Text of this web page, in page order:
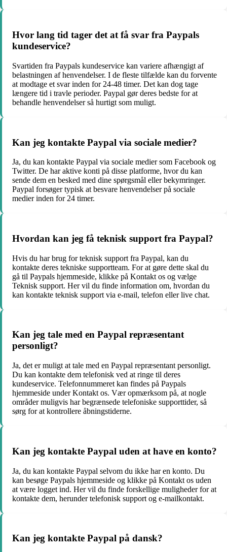
Hvor lang tid tager det at få svar fra Paypals
kundeservice?
Svartiden fra Paypals kundeservice kan variere afhængigt af
belastningen af henvendelser. I de fleste tilfælde kan du forvente
at modtage et svar inden for 24-48 timer. Det kan dog tage
længere tid i travle perioder. Paypal gør deres bedste for at
behandle henvendelser så hurtigt som muligt.
Kan jeg kontakte Paypal via sociale medier?
Ja, du kan kontakte Paypal via sociale medier som Facebook og
Twitter. De har aktive konti på disse platforme, hvor du kan
sende dem en besked med dine spørgsmål eller bekymringer.
Paypal forsøger typisk at besvare henvendelser på sociale
medier inden for 24 timer.
Hvordan kan jeg få teknisk support fra Paypal?
Hvis du har brug for teknisk support fra Paypal, kan du
kontakte deres tekniske supportteam. For at gøre dette skal du
gå til Paypals hjemmeside, klikke på Kontakt os og vælge
Teknisk support. Her vil du finde information om, hvordan du
kan kontakte teknisk support via e-mail, telefon eller live chat.
Kan jeg tale med en Paypal repræsentant
personligt?
Ja, det er muligt at tale med en Paypal repræsentant personligt.
Du kan kontakte dem telefonisk ved at ringe til deres
kundeservice. Telefonnummeret kan findes på Paypals
hjemmeside under Kontakt os. Vær opmærksom på, at nogle
områder muligvis har begrænsede telefoniske supporttider, så
sørg for at kontrollere åbningstiderne.
Kan jeg kontakte Paypal uden at have en konto?
Ja, du kan kontakte Paypal selvom du ikke har en konto. Du
kan besøge Paypals hjemmeside og klikke på Kontakt os uden
at være logget ind. Her vil du finde forskellige muligheder for at
kontakte dem, herunder telefonisk support og e-mailkontakt.
Kan jeg kontakte Paypal på dansk?